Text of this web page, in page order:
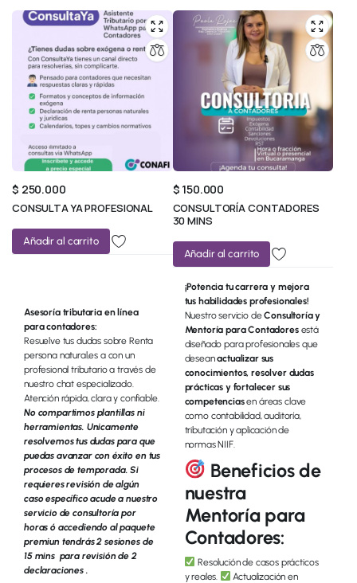
$ 250.000
CONSULTA YA PROFESIONAL
Añadir al carrito
Asesoría tributaria en línea
para contadores:
Resuelve tus dudas sobre Renta
persona natural,es a con un
profesional tributario a través de
nuestro chat especializado.
Atención rápida, clara y confiable.
No compartimos plantillas ni
herramientas. Unicamente
resolvemos tus dudas para que
puedas avanzar con éxito en tus
procesos de temporada. Si
requieres revisión de algún
caso específico acude a nuestro
servicio de consultoría por
horas ó accediendo al paquete
premiun tendrás 2 sesiones de
15 mins para revisión de 2
declaraciones .
$ 150.000
CONSULTORÍA CONTADORES
30 MINS
Añadir al carrito
¡Potencia tu carrera y mejora
tus habilidades profesionales!
Nuestro servicio deConsultoría y
Mentoría para Contadoresestá
diseñado para profesionales que
deseanactualizar sus
conocimientos, resolver dudas
prácticas y fortalecer sus
competenciasen áreas clave
como contabilidad, auditoría,
tributación y aplicación de
normas NIIF.
Beneficios de
nuestra
Mentoría para
Contadores:
Resolución de casos prácticos
y reales.
Actualización en